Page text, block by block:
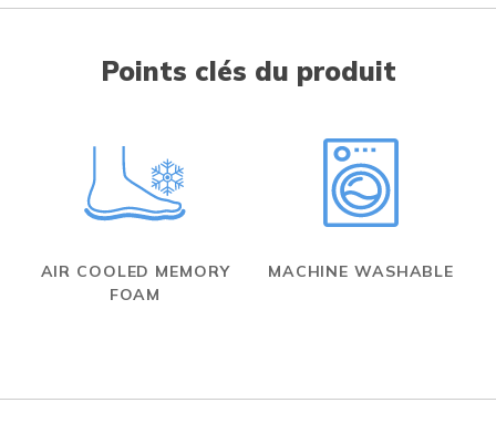
Points clés du produit
AIR COOLED MEMORY
FOAM
MACHINE WASHABLE